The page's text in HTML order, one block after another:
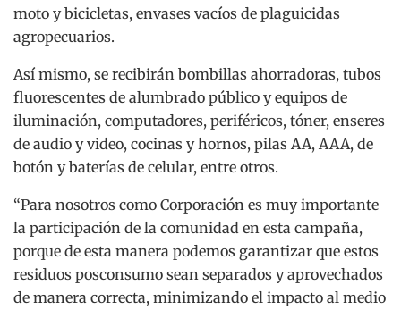
moto y bicicletas, envases vacíos de plaguicidas
agropecuarios.
Así mismo, se recibirán bombillas ahorradoras, tubos
fluorescentes de alumbrado público y equipos de
iluminación, computadores, periféricos, tóner, enseres
de audio y video, cocinas y hornos, pilas AA, AAA, de
botón y baterías de celular, entre otros.
“Para nosotros como Corporación es muy importante
la participación de la comunidad en esta campaña,
porque de esta manera podemos garantizar que estos
residuos posconsumo sean separados y aprovechados
de manera correcta, minimizando el impacto al medio